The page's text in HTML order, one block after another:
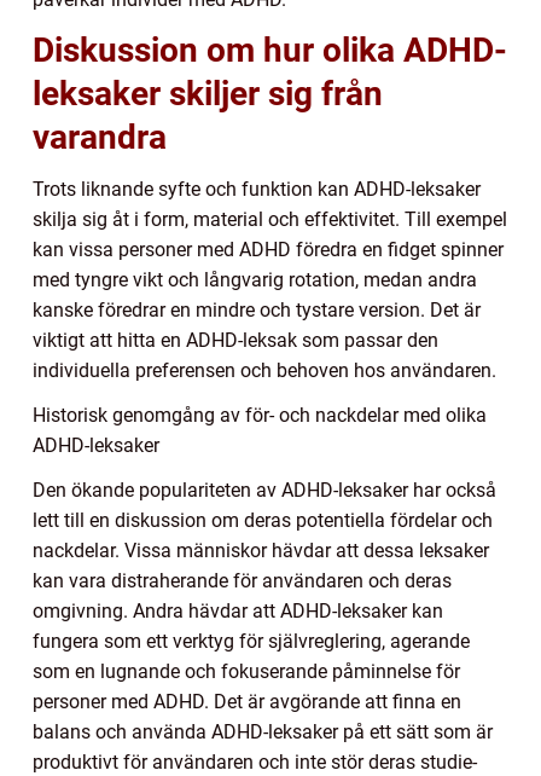
Diskussion om hur olika ADHD-
leksaker skiljer sig från
varandra
Trots liknande syfte och funktion kan ADHD-leksaker
skilja sig åt i form, material och effektivitet. Till exempel
kan vissa personer med ADHD föredra en fidget spinner
med tyngre vikt och långvarig rotation, medan andra
kanske föredrar en mindre och tystare version. Det är
viktigt att hitta en ADHD-leksak som passar den
individuella preferensen och behoven hos användaren.
Historisk genomgång av för- och nackdelar med olika
ADHD-leksaker
Den ökande populariteten av ADHD-leksaker har också
lett till en diskussion om deras potentiella fördelar och
nackdelar. Vissa människor hävdar att dessa leksaker
kan vara distraherande för användaren och deras
omgivning. Andra hävdar att ADHD-leksaker kan
fungera som ett verktyg för självreglering, agerande
som en lugnande och fokuserande påminnelse för
personer med ADHD. Det är avgörande att finna en
balans och använda ADHD-leksaker på ett sätt som är
produktivt för användaren och inte stör deras studie-